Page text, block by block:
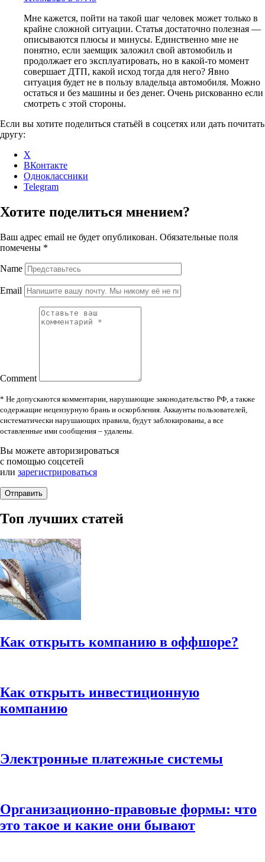
Мне кажется, пойти на такой шаг человек может только в
крайне сложной ситуации. Статья достаточно полезная —
описываются плюсы и минусы. Единственно мне не
понятно, если заемщик заложил свой автомобиль и
продолжает его эксплуатировать, но в какой-то момент
совершает ДТП, какой исход тогда для него? Явно
ситуация будет не в пользу владельца автомобиля. Можно
остаться и без машины и без денег. Очень рискованно если
смотреть с этой стороны.
Если вы хотите поделиться статьёй в соцсетях или дать почитать
другу:
X
ВКонтакте
Одноклассники
Telegram
Хотите поделиться мнением?
Ваш адрес email не будет опубликован. Обязательные поля
помечены *
Name
Email
Comment
* Не допускаются комментарии, нарушающие законодательство РФ, а также
содержащие нецензурную брань и оскорбления. Аккаунты пользователей,
систематически нарушающих правила, будут заблокированы, а все
оставленные ими сообщения – удалены.
Вы можете авторизироваться
с помощью соцсетей
или зарегистрироваться
Топ лучших статей
Как открыть компанию в оффшоре?
Как открыть инвестиционную
компанию
Электронные платежные системы
Организационно-правовые формы: что
это такое и какие они бывают